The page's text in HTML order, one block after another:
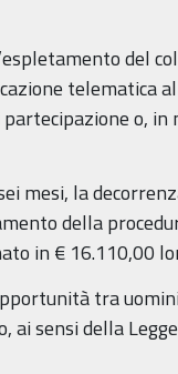
del
telematica
o,
mesi, la
della
in € 16.110,00
tra
sensi della